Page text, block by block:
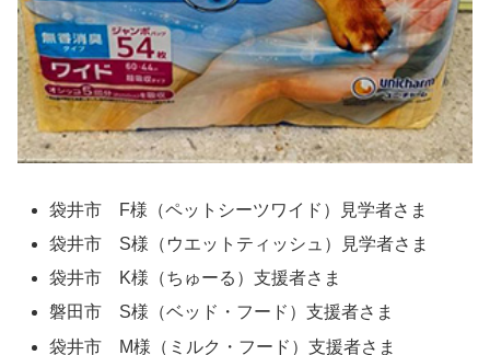
袋井市 F様（ペットシーツワイド）見学者さま
袋井市 S様（ウエットティッシュ）見学者さま
袋井市 K様（ちゅーる）支援者さま
磐田市 S様（ベッド・フード）支援者さま
袋井市 M様（ミルク・フード）支援者さま